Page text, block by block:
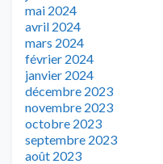
mai 2024
avril 2024
mars 2024
février 2024
janvier 2024
décembre 2023
novembre 2023
octobre 2023
septembre 2023
août 2023